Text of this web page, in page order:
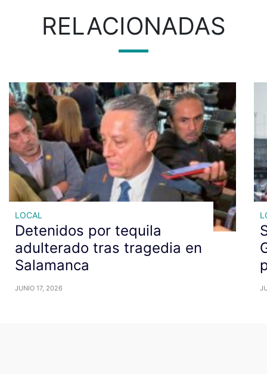
RELACIONADAS
LOCAL
Detenidos por tequila
adulterado tras tragedia en
Salamanca
JUNIO 17, 2026